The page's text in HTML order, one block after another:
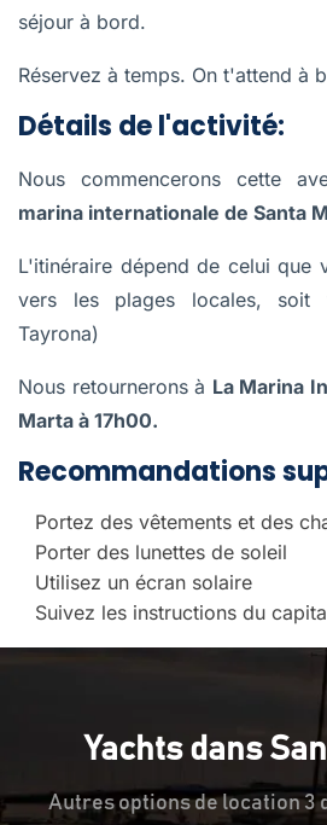
séjour à bord.
Réservez à temps. On t'attend à
Détails de l'activité:
Nous commencerons cette
marina internationale de Santa
L'itinéraire dépend de celui que
vers les plages locales, soit
Tayrona)
Nous retournerons à La Marina
Marta à 17h00.
Recommandations
Portez des vêtements et des
Porter des lunettes de soleil
Utilisez un écran solaire
Suivez les instructions du
Yachts dans
Autres options de location 3